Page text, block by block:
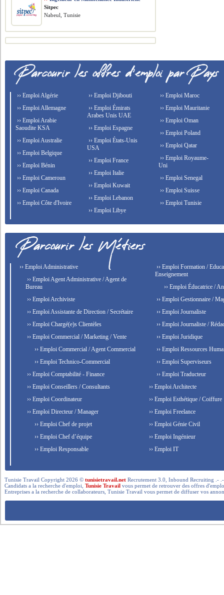
Sitpec
Nabeul, Tunisie
›› Emploi Algérie
›› Emploi Allemagne
›› Emploi Arabie
Saoudite KSA
›› Emploi Australie
›› Emploi Belgique
›› Emploi Bénin
›› Emploi Cameroun
›› Emploi Canada
›› Emploi Côte d'Ivoire
›› Emploi Djibouti
›› Emploi Émirats
Arabes Unis UAE
›› Emploi Espagne
›› Emploi États-Unis
USA
›› Emploi France
›› Emploi Italie
›› Emploi Kuwait
›› Emploi Lebanon
›› Emploi Libye
›› Emploi Maroc
›› Emploi Mauritanie
›› Emploi Oman
›› Emploi Poland
›› Emploi Qatar
›› Emploi Royaume-
Uni
›› Emploi Senegal
›› Emploi Suisse
›› Emploi Tunisie
›› Emploi Administrative
›› Emploi Agent Administrative / Agent de
Bureau
›› Emploi Archiviste
›› Emploi Assistante de Direction / Secrétaire
›› Emploi Chargé(e)s Clientèles
›› Emploi Commercial / Marketing / Vente
›› Emploi Commercial / Agent Commercial
›› Emploi Technico-Commercial
›› Emploi Comptabilité - Finance
›› Emploi Conseillers / Consultants
›› Emploi Coordinateur
›› Emploi Directeur / Manager
›› Emploi Chef de projet
›› Emploi Chef d’équipe
›› Emploi Responsable
›› Emploi Formation /
Enseignement
›› Emploi Éducatrice /
›› Emploi Gestionnaire /
›› Emploi Journaliste
›› Emploi Journaliste /
›› Emploi Juridique
›› Emploi Ressources
›› Emploi Superviseurs
›› Emploi Traducteur
›› Emploi Architecte
›› Emploi Esthétique / Coiffure
›› Emploi Freelance
›› Emploi Génie Civil
›› Emploi Ingénieur
›› Emploi IT
Tunisie Travail Copyright 2026 ©tunisietravail.net Recrutement 3.0, Inbound Recruiting .-
Candidats a la recherche d'emploi,Tunisie Travail vous permet de retrouver des offres
Entreprises a la recherche de collaborateurs, Tunisie Travail vous permet de diffuser vos